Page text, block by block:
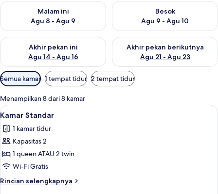
Malam ini
Agu 8 - Agu 9
Periksa ketersediaan untuk malam ini Agu 8 - Agu 9
Besok
Agu 9 - Agu 10
Periksa ketersediaan untuk
Akhir pekan ini
Agu 14 - Agu 16
Periksa ketersediaan untuk akhir pekan ini Agu 14 - Agu 16
Akhir pekan berikutnya
Agu 21 - Agu 23
Periksa ketersediaan untuk
Filter
tersedia
untuk
kamar
Semua kamar 1 tempat tidur 2 tempat tidur
Menampilkan 8 dari 8 kamar
Lihat
semua
foto
untuk
Kamar
Standar
Brankas, meja kerja, kedap suara,
15
Kamar Standar
1 kamar tidur
Kapasitas 2
1 queen ATAU 2 twin
Wi-Fi Gratis
Rincian selengkapnya
Rincian